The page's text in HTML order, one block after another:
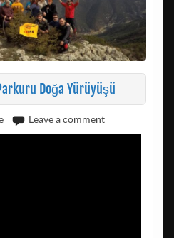
Doğa Yürüyüşü
Leave a comment